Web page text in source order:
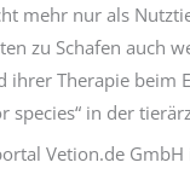
mehr nur als
zu Schafen auch
Therapie
in der
Vetion.de